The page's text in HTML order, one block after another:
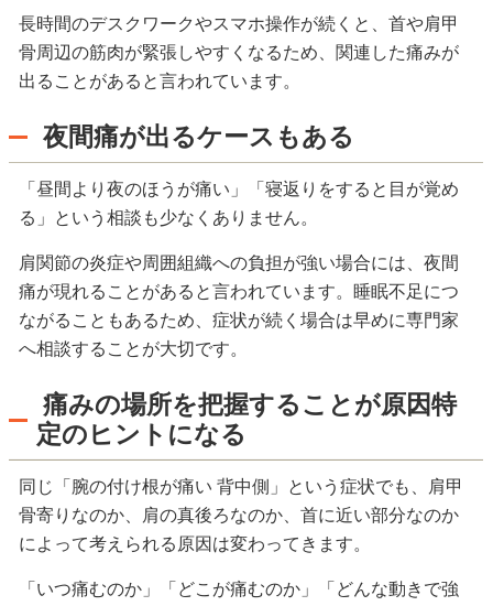
長時間のデスクワークやスマホ操作が続くと、首や肩甲
骨周辺の筋肉が緊張しやすくなるため、関連した痛みが
出ることがあると言われています。
夜間痛が出るケースもある
「昼間より夜のほうが痛い」「寝返りをすると目が覚め
る」という相談も少なくありません。
肩関節の炎症や周囲組織への負担が強い場合には、夜間
痛が現れることがあると言われています。睡眠不足につ
ながることもあるため、症状が続く場合は早めに専門家
へ相談することが大切です。
痛みの場所を把握することが原因特
定のヒントになる
同じ「腕の付け根が痛い 背中側」という症状でも、肩甲
骨寄りなのか、肩の真後ろなのか、首に近い部分なのか
によって考えられる原因は変わってきます。
「いつ痛むのか」「どこが痛むのか」「どんな動きで強